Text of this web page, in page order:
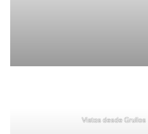
Vistas desde Grullos